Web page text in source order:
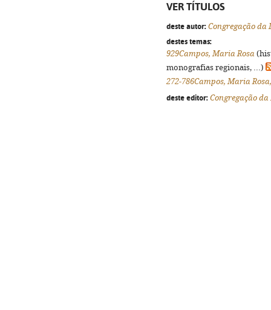
VER TÍTULOS
deste autor: Congregação
destes temas:
929Campos, Maria Rosa
monografias regionais, ...)
272-786Campos, Maria
deste editor: Congregação